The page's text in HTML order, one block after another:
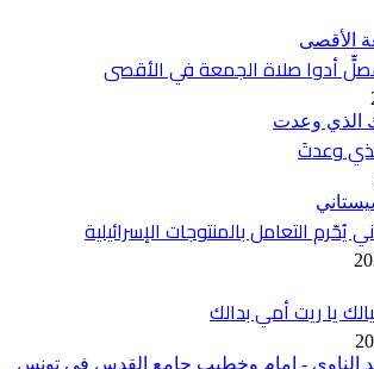
وعدتَ
يُحّرم التعامل بالمنتوجات الإسرائيلية
يا ريت أمي بدالك